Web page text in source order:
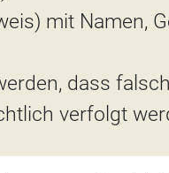
mit Namen,
dass
verfolgt